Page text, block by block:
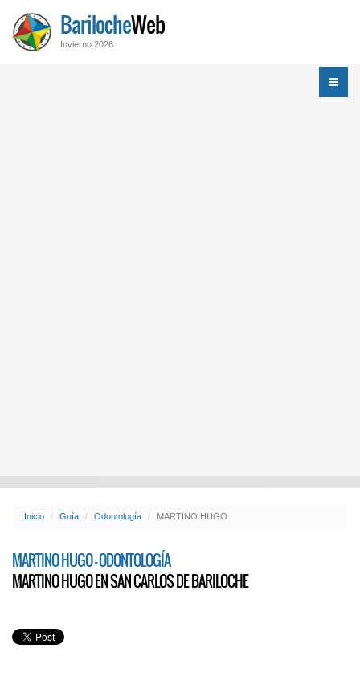
BarilocheWeb
Invierno 2026
Menú
Inicio Guía Odontología MARTINO HUGO
MARTINO HUGO - ODONTOLOGÍA
MARTINO HUGO EN SAN CARLOS DE BARILOCHE